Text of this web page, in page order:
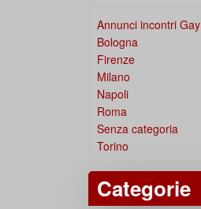
Annunci incontri Gay
Bologna
Firenze
Milano
Napoli
Roma
Senza categoria
Torino
Categorie